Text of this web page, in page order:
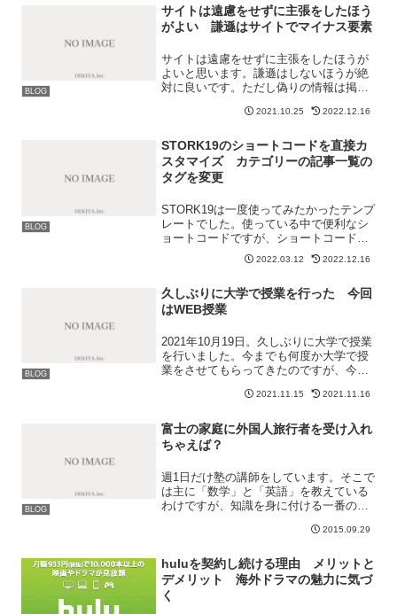
それはある...
BLOG
サイトは遠慮をせずに主張をしたほう
がよい 謙遜はサイトでマイナス要素
サイトは遠慮をせずに主張をしたほうが
よいと思います。謙遜はしないほうが絶
対に良いです。ただし偽りの情報は掲載
が、日本人は自己表現が苦手のような気
ではないのですが、サイト...
2021.10.25 2022.12.16
BLOG
STORK19のショートコードを直接カ
スタマイズ カテゴリーの記事一覧の
タグを変更
STORK19は一度使ってみたかったテンプ
レートでした。使っている中で便利なシ
ョートコードですが、ショートコードか
ら排出されるタイトルをdivからh2やh3に
変更したかったのと、「新着記事」とい
かったため...
2022.03.12 2022.12.16
BLOG
久しぶりに大学で授業を行った 今回
はWEB授業
2021年10月19日。久しぶりに大学で授業
を行いました。今までも何度か大学で授
業をさせてもらってきたのですが、今回
た。過去の授業に関しては以下に掲載し
大学で3度目の講師...
2021.11.15 2021.11.16
BLOG
富士の家庭に外国人旅行者を受け入れ
ちゃえば？
週1日だけ塾の講師をしています。そこで
は主に「数学」と「英語」を教えている
わけですが、知識を身に付ける一番の方
らいやる気になり、必要性を感じるか」
え出せば勝手に勉強し始...
2015.09.29
huluを契約し続ける理由 メリットと
デメリット 海外ドラマの魅力に気づ
く